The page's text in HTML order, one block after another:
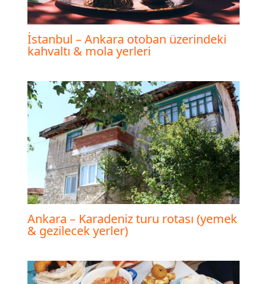
İstanbul – Ankara otoban üzerindeki
kahvaltı & mola yerleri
Ankara – Karadeniz turu rotası (yemek
& gezilecek yerler)